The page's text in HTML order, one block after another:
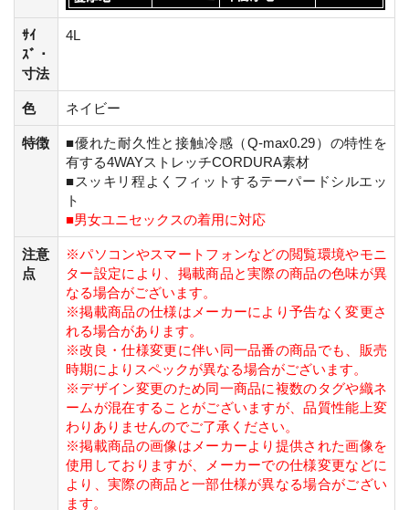
ｻｲ
ｽﾞ・
寸法
4L
色 ネイビー
特徴
■優れた耐久性と接触冷感（Q-max0.29）の特性を
有する4WAYストレッチCORDURA素材
■スッキリ程よくフィットするテーパードシルエッ
ト
■男女ユニセックスの着用に対応
注意
点
※パソコンやスマートフォンなどの閲覧環境やモニ
ター設定により、掲載商品と実際の商品の色味が異
なる場合がございます。
※掲載商品の仕様はメーカーにより予告なく変更さ
れる場合があります。
※改良・仕様変更に伴い同一品番の商品でも、販売
時期によりスペックが異なる場合がございます。
※デザイン変更のため同一商品に複数のタグや織ネ
ームが混在することがございますが、品質性能上変
わりありませんのでご了承ください。
※掲載商品の画像はメーカーより提供された画像を
使用しておりますが、メーカーでの仕様変更などに
より、実際の商品と一部仕様が異なる場合がござい
ます。